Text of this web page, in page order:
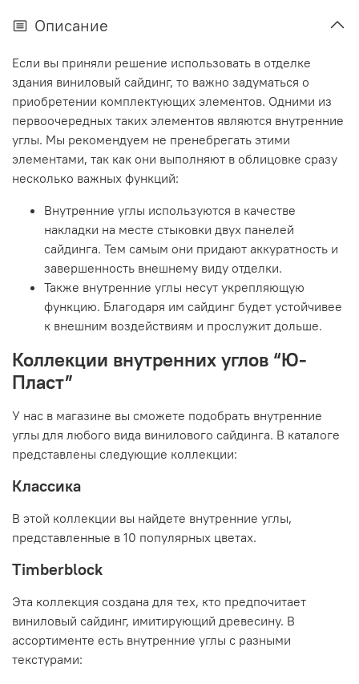
Описание
Если вы приняли решение использовать в отделке
здания виниловый сайдинг, то важно задуматься о
приобретении комплектующих элементов. Одними из
первоочередных таких элементов являются внутренние
углы. Мы рекомендуем не пренебрегать этими
элементами, так как они выполняют в облицовке сразу
несколько важных функций:
Внутренние углы используются в качестве
накладки на месте стыковки двух панелей
сайдинга. Тем самым они придают аккуратность и
завершенность внешнему виду отделки.
Также внутренние углы несут укрепляющую
функцию. Благодаря им сайдинг будет устойчивее
к внешним воздействиям и прослужит дольше.
Коллекции внутренних углов “Ю-
Пласт”
У нас в магазине вы сможете подобрать внутренние
углы для любого вида винилового сайдинга. В каталоге
представлены следующие коллекции:
Классика
В этой коллекции вы найдете внутренние углы,
представленные в 10 популярных цветах.
Timberblock
Эта коллекция создана для тех, кто предпочитает
виниловый сайдинг, имитирующий древесину. В
ассортименте есть внутренние углы с разными
текстурами: